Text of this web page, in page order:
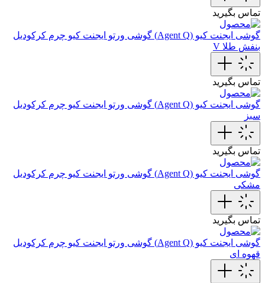
تماس بگیرید
گوشی ایجنت کیو (Agent Q)
گوشی ورتو ایجنت کیو چرم کرکودیل
بنفش طلا V
تماس بگیرید
گوشی ایجنت کیو (Agent Q)
گوشی ورتو ایجنت کیو چرم کرکودیل
سبز
تماس بگیرید
گوشی ایجنت کیو (Agent Q)
گوشی ورتو ایجنت کیو چرم کرکودیل
مشکی
تماس بگیرید
گوشی ایجنت کیو (Agent Q)
گوشی ورتو ایجنت کیو چرم کرکودیل
قهوه ای